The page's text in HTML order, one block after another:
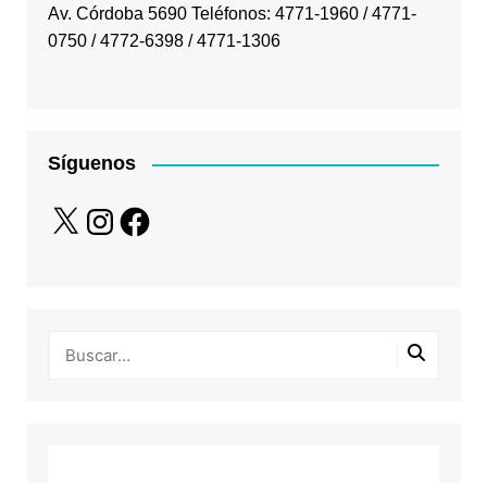
Av. Córdoba 5690 Teléfonos: 4771-1960 / 4771-
0750 / 4772-6398 / 4771-1306
Síguenos
X InstagramFacebook